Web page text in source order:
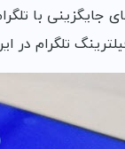
با
تلگرام در